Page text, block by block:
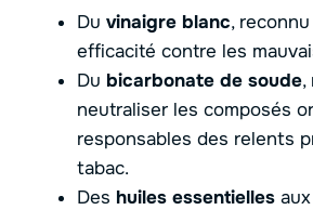
Du vinaigre blanc,
efficacité contre les
Du bicarbonate de soude,
neutraliser les composés
responsables des relents
tabac.
Des huiles essentielles